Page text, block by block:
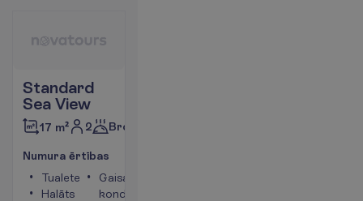
Standard
Sea View
17 m² 2 Brokastis
Numura ērtības
Tualete
Halāts
Gaisa
kondicionētājs